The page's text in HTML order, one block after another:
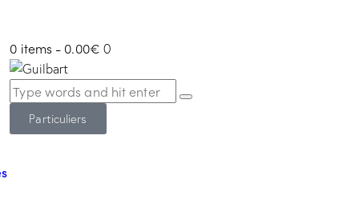
0 items - 0.00€ 0
Particuliers